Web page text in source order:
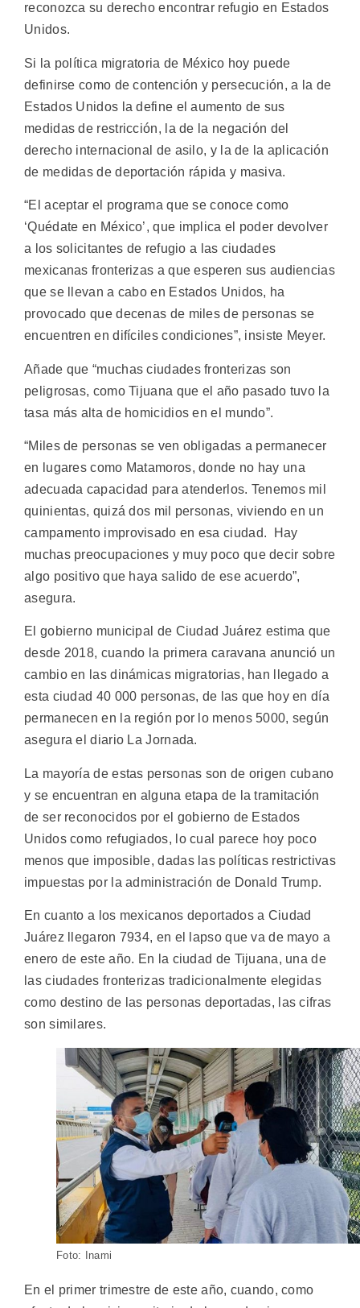
reconozca su derecho encontrar refugio en Estados
Unidos.
Si la política migratoria de México hoy puede
definirse como de contención y persecución, a la de
Estados Unidos la define el aumento de sus
medidas de restricción, la de la negación del
derecho internacional de asilo, y la de la aplicación
de medidas de deportación rápida y masiva.
“El aceptar el programa que se conoce como
‘Quédate en México’, que implica el poder devolver
a los solicitantes de refugio a las ciudades
mexicanas fronterizas a que esperen sus audiencias
que se llevan a cabo en Estados Unidos, ha
provocado que decenas de miles de personas se
encuentren en difíciles condiciones”, insiste Meyer.
Añade que “muchas ciudades fronterizas son
peligrosas, como Tijuana que el año pasado tuvo la
tasa más alta de homicidios en el mundo”.
“Miles de personas se ven obligadas a permanecer
en lugares como Matamoros, donde no hay una
adecuada capacidad para atenderlos. Tenemos mil
quinientas, quizá dos mil personas, viviendo en un
campamento improvisado en esa ciudad. Hay
muchas preocupaciones y muy poco que decir sobre
algo positivo que haya salido de ese acuerdo”,
asegura.
El gobierno municipal de Ciudad Juárez estima que
desde 2018, cuando la primera caravana anunció un
cambio en las dinámicas migratorias, han llegado a
esta ciudad 40 000 personas, de las que hoy en día
permanecen en la región por lo menos 5000, según
asegura el diario La Jornada.
La mayoría de estas personas son de origen cubano
y se encuentran en alguna etapa de la tramitación
de ser reconocidos por el gobierno de Estados
Unidos como refugiados, lo cual parece hoy poco
menos que imposible, dadas las políticas restrictivas
impuestas por la administración de Donald Trump.
En cuanto a los mexicanos deportados a Ciudad
Juárez llegaron 7934, en el lapso que va de mayo a
enero de este año. En la ciudad de Tijuana, una de
las ciudades fronterizas tradicionalmente elegidas
como destino de las personas deportadas, las cifras
son similares.
Foto: Inami
En el primer trimestre de este año, cuando, como